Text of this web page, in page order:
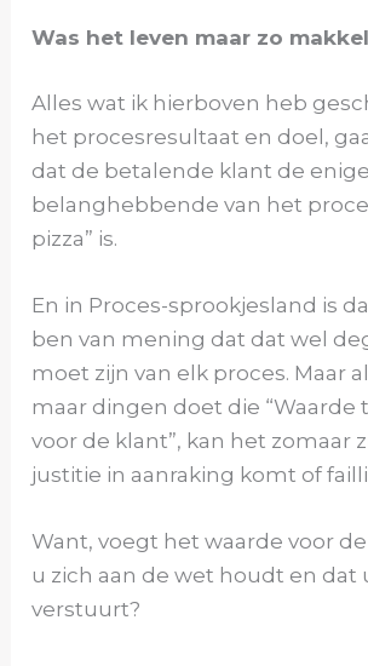
Was het leven maar zo
Alles wat ik hierboven heb
het procesresultaat en doel,
dat de betalende klant de enige
belanghebbende van het
pizza” is.
En in Proces-sprookjesland is
ben van mening dat dat wel
moet zijn van elk proces. Maar
maar dingen doet die “Waarde
voor de klant”, kan het zomaar
justitie in aanraking komt of
Want, voegt het waarde voor
u zich aan de wet houdt en dat
verstuurt?